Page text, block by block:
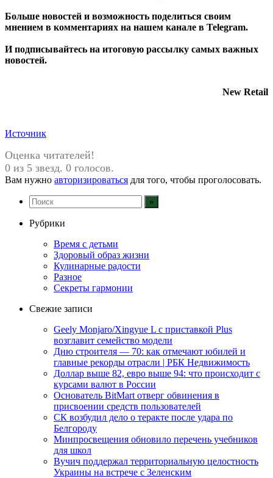
Больше новостей и возможность поделиться своим
мнением в комментариях на нашем канале в Telegram.
Иподписывайтесь на итоговую рассылку самых важных
новостей.
New Retail
Источник
Оценка читателей!
0 из 5 звезд. 0 голосов.
Вам нужно авторизироваться для того, чтобы проголосовать.
Рубрики
Время с детьми
Здоровый образ жизни
Кулинарные радости
Разное
Секреты гармонии
Свежие записи
Geely Monjaro/Xingyue L с приставкой Plus
возглавит семейство модели
Дню строителя — 70: как отмечают юбилей и
главные рекорды отрасли | РБК Недвижимость
Доллар выше 82, евро выше 94: что происходит с
курсами валют в России
Основатель BitMart отверг обвинения в
присвоении средств пользователей
СК возбудил дело о теракте после удара по
Белгороду
Минпросвещения обновило перечень учебников
для школ
Вучич поддержал территориальную целостность
Украины на встрече с Зеленским